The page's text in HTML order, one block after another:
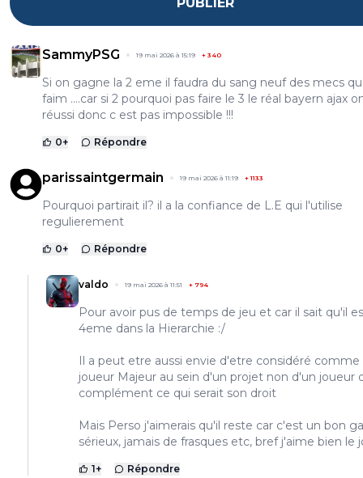
SammyPSG 19 mai 2026 à 15:19 + 340
Si on gagne la 2 eme il faudra du sang neuf des mecs
faim ....car si 2 pourquoi pas faire le 3 le réal bayern ajax
réussi donc c est pas impossible !!!
0+ Répondre
parissaintgermain 19 mai 2026 à 11:19 +1133
Pourquoi partirait il? il a la confiance de L.E qui l'utilise
regulierement
0+ Répondre
valdo 19 mai 2026 à 11:51 + 794
Pour avoir pus de temps de jeu et car il sait qu'il
4eme dans la Hierarchie :/
Il a peut etre aussi envie d'etre considéré comme
joueur Majeur au sein d'un projet non d'un joueur
complément ce qui serait son droit
Mais Perso j'aimerais qu'il reste car c'est un bon
sérieux, jamais de frasques etc, bref j'aime bien le
1+ Répondre